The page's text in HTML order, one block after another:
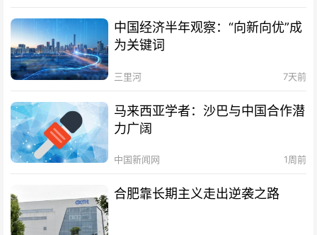
中国经济半年观察：“向新向优”成
为关键词
三里河 7天前
马来西亚学者：沙巴与中国合作潜
力广阔
中国新闻网 1周前
合肥靠长期主义走出逆袭之路